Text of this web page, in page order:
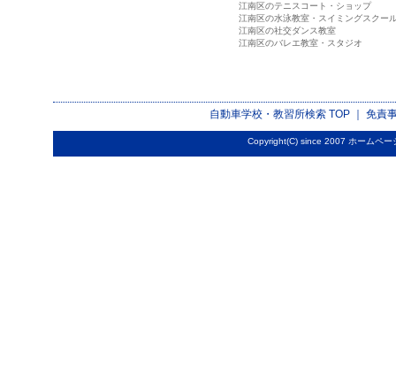
江南区のテニスコート・ショップ
江南区の水泳教室・スイミングスクー
江南区の社交ダンス教室
江南区のバレエ教室・スタジオ
自動車学校・教習所検索TOP ｜ 免責
Copyright(C) since 2007 ホームペー